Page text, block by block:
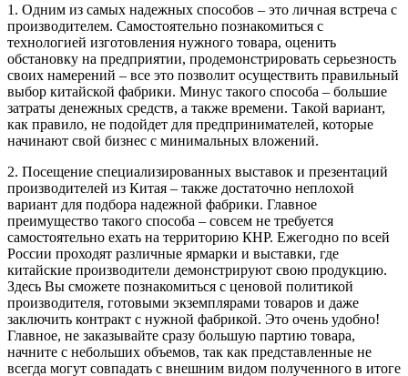
1. Одним из самых надежных способов – это личная встреча с
производителем. Самостоятельно познакомиться с
технологией изготовления нужного товара, оценить
обстановку на предприятии, продемонстрировать серьезность
своих намерений – все это позволит осуществить правильный
выбор китайской фабрики. Минус такого способа – большие
затраты денежных средств, а также времени. Такой вариант,
как правило, не подойдет для предпринимателей, которые
начинают свой бизнес с минимальных вложений.
2. Посещение специализированных выставок и презентаций
производителей из Китая – также достаточно неплохой
вариант для подбора надежной фабрики. Главное
преимущество такого способа – совсем не требуется
самостоятельно ехать на территорию КНР. Ежегодно по всей
России проходят различные ярмарки и выставки, где
китайские производители демонстрируют свою продукцию.
Здесь Вы сможете познакомиться с ценовой политикой
производителя, готовыми экземплярами товаров и даже
заключить контракт с нужной фабрикой. Это очень удобно!
Главное, не заказывайте сразу большую партию товара,
начните с небольших объемов, так как представленные не
всегда могут совпадать с внешним видом полученного в итоге